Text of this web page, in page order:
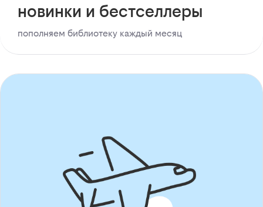
новинки и бестселлеры
пополняем библиотеку каждый месяц